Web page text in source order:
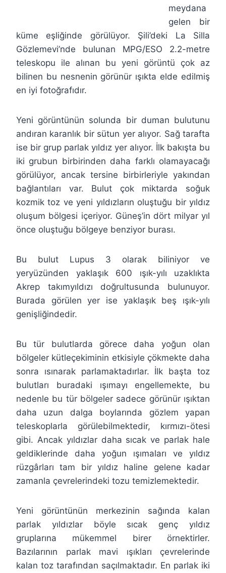
meydana
gelen bir
küme eşliğinde görülüyor. Şili’deki La Silla
Gözlemevi’nde bulunan MPG/ESO 2.2-metre
teleskopu ile alınan bu yeni görüntü çok az
bilinen bu nesnenin görünür ışıkta elde edilmiş
en iyi fotoğrafıdır.
Yeni görüntünün solunda bir duman bulutunu
andıran karanlık bir sütun yer alıyor. Sağ tarafta
ise bir grup parlak yıldız yer alıyor. İlk bakışta bu
iki grubun birbirinden daha farklı olamayacağı
görülüyor, ancak tersine birbirleriyle yakından
bağlantıları var. Bulut çok miktarda soğuk
kozmik toz ve yeni yıldızların oluştuğu bir yıldız
oluşum bölgesi içeriyor. Güneş’in dört milyar yıl
önce oluştuğu bölgeye benziyor burası.
Bu bulut Lupus 3 olarak biliniyor ve
yeryüzünden yaklaşık 600 ışık-yılı uzaklıkta
Akrep takımyıldızı doğrultusunda bulunuyor.
Burada görülen yer ise yaklaşık beş ışık-yılı
genişliğindedir.
Bu tür bulutlarda görece daha yoğun olan
bölgeler kütleçekiminin etkisiyle çökmekte daha
sonra ısınarak parlamaktadırlar. İlk başta toz
bulutları buradaki ışımayı engellemekte, bu
nedenle bu tür bölgeler sadece görünür ışıktan
daha uzun dalga boylarında gözlem yapan
teleskoplarla görülebilmektedir, kırmızı-ötesi
gibi. Ancak yıldızlar daha sıcak ve parlak hale
geldiklerinde daha yoğun ışımaları ve yıldız
rüzgârları tam bir yıldız haline gelene kadar
zamanla çevrelerindeki tozu temizlemektedir.
Yeni görüntünün merkezinin sağında kalan
parlak yıldızlar böyle sıcak genç yıldız
gruplarına mükemmel birer örnektirler.
Bazılarının parlak mavi ışıkları çevrelerinde
kalan toz tarafından saçılmaktadır. En parlak iki